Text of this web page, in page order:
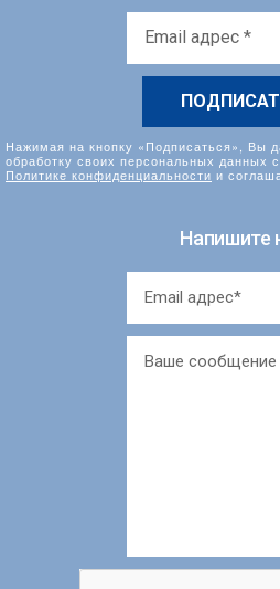
Нажимая на кнопку «Подписаться», Вы
обработку своих персональных данных
Политике конфиденциальности и
Напишите